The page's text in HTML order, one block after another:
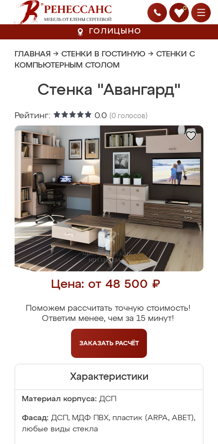
0
ГОЛИЦЫНО
ГЛАВНАЯ → СТЕНКИ В ГОСТИНУЮ → СТЕНКИ С
КОМПЬЮТЕРНЫМ СТОЛОМ
Стенка "Авангард"
Рейтинг: 0.0 (0 голосов)
Цена: от 48 500 ₽
Поможем рассчитать точную стоимость!
Ответим менее, чем за 15 минут!
ЗАКАЗАТЬ РАСЧЁТ
Характеристики
Материал корпуса: ДСП
Фасад: ДСП, МДФ ПВХ, пластик (ARPA, ABET),
любые виды стекла